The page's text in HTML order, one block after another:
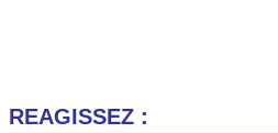
REAGISSEZ :